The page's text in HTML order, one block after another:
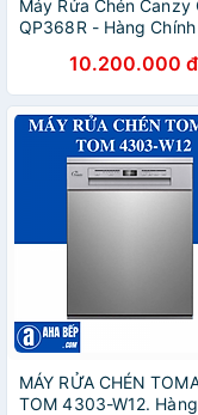
Máy Rửa Chén Canzy
QP368R - Hàng
10.200.000 đ
MÁY RỬA CHÉN
TOM 4303-W12.